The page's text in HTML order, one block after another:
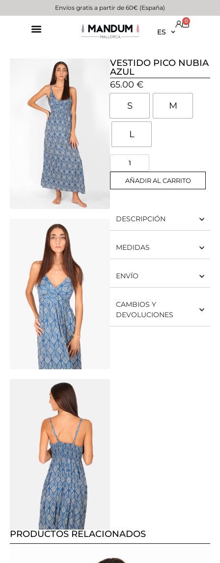
Envíos gratis a partir de 60€ (España)
ES
0
VESTIDO PICO NUBIA
AZUL
65.00 €
S
M
L
AÑADIR AL CARRITO
DESCRIPCIÓN
MEDIDAS
ENVÍO
CAMBIOS Y
DEVOLUCIONES
PRODUCTOS RELACIONADOS